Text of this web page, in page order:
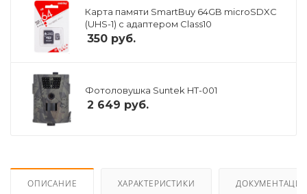
Карта памяти SmartBuy 64GB microSDXC
(UHS-1) с адаптером Class10
350 руб.
Фотоловушка Suntek HT-001
2 649 руб.
ОПИСАНИЕ ХАРАКТЕРИСТИКИ ДОКУМЕНТАЦИЯ